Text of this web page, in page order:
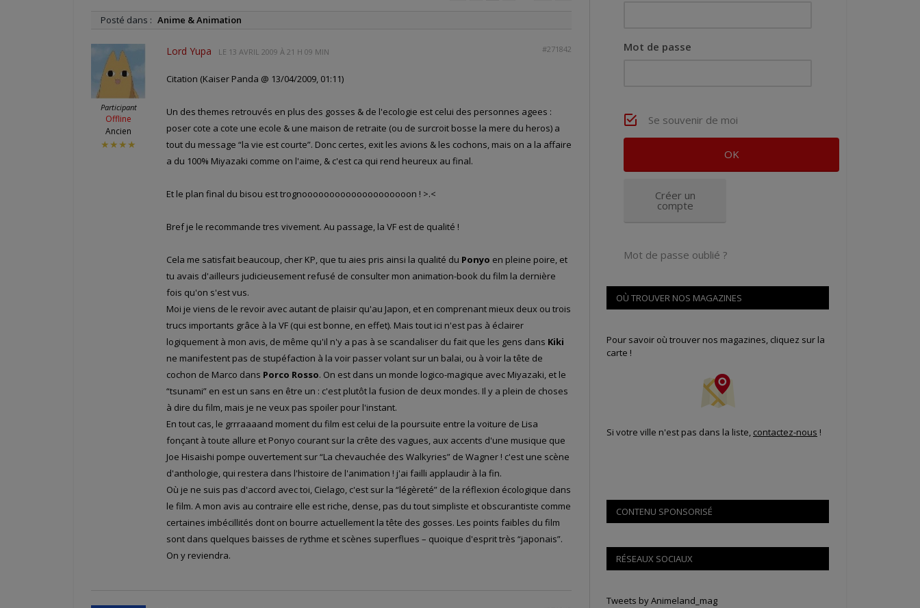
Posté dans : Anime & Animation
Participant
Offline
Ancien
★★★★
Lord Yupa LE 13 AVRIL 2009 À 21 H 09 MIN #271842
Citation (Kaiser Panda @ 13/04/2009, 01:11)
Un des themes retrouvés en plus des gosses & de l'ecologie est celui des personnes agees :
poser cote a cote une ecole & une maison de retraite (ou de surcroit bosse la mere du heros) a
tout du message “la vie est courte”. Donc certes, exit les avions & les cochons, mais on a la affaire
a du 100% Miyazaki comme on l'aime, & c'est ca qui rend heureux au final.
Et le plan final du bisou est trognoooooooooooooooooooon ! >.<
Bref je le recommande tres vivement. Au passage, la VF est de qualité !
Cela me satisfait beaucoup, cher KP, que tu aies pris ainsi la qualité du Ponyo en pleine poire, et
tu avais d'ailleurs judicieusement refusé de consulter mon animation-book du film la dernière
fois qu'on s'est vus.
Moi je viens de le revoir avec autant de plaisir qu'au Japon, et en comprenant mieux deux ou trois
trucs importants grâce à la VF (qui est bonne, en effet). Mais tout ici n'est pas à éclairer
logiquement à mon avis, de même qu'il n'y a pas à se scandaliser du fait que les gens dans Kiki
ne manifestent pas de stupéfaction à la voir passer volant sur un balai, ou à voir la tête de
cochon de Marco dans Porco Rosso. On est dans un monde logico-magique avec Miyazaki, et le
“tsunami” en est un sans en être un : c'est plutôt la fusion de deux mondes. Il y a plein de choses
à dire du film, mais je ne veux pas spoiler pour l'instant.
En tout cas, le grrraaaand moment du film est celui de la poursuite entre la voiture de Lisa
fonçant à toute allure et Ponyo courant sur la crête des vagues, aux accents d'une musique que
Joe Hisaishi pompe ouvertement sur “La chevauchée des Walkyries” de Wagner ! c'est une scène
d'anthologie, qui restera dans l'histoire de l'animation ! j'ai failli applaudir à la fin.
Où je ne suis pas d'accord avec toi, Cielago, c'est sur la “légèreté” de la réflexion écologique dans
le film. A mon avis au contraire elle est riche, dense, pas du tout simpliste et obscurantiste comme
certaines imbécillités dont on bourre actuellement la tête des gosses. Les points faibles du film
sont dans quelques baisses de rythme et scènes superflues – quoique d'esprit très “japonais”.
On y reviendra.
Mot de passe
Se souvenir de moi
Créer un
compte
Mot de passe oublié ?
OÙ TROUVER NOS MAGAZINES
Pour savoir où trouver nos magazines, cliquez sur la
carte !
Si votre ville n'est pas dans la liste, contactez-nous !
CONTENU SPONSORISÉ
RÉSEAUX SOCIAUX
Tweets by Animeland_mag